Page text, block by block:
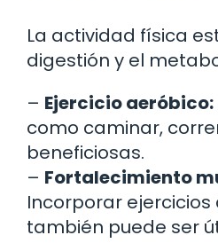
La actividad física
digestión y el
– Ejercicio aeróbico:
como caminar,
beneficiosas.
– Fortalecimiento
Incorporar ejercicios
también puede ser